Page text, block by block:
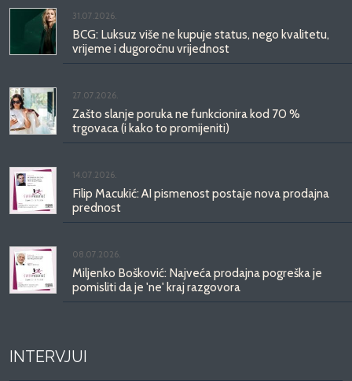
31.07.2026.
BCG: Luksuz više ne kupuje status, nego kvalitetu,
vrijeme i dugoročnu vrijednost
27.07.2026.
Zašto slanje poruka ne funkcionira kod 70 %
trgovaca (i kako to promijeniti)
14.07.2026.
Filip Macukić: AI pismenost postaje nova prodajna
prednost
08.07.2026.
Miljenko Bošković: Najveća prodajna pogreška je
pomisliti da je 'ne' kraj razgovora
INTERVJUI